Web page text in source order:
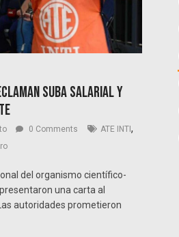
suba salarial y
0 Comments ATE INTI,
del organismo científico-
una carta al
autoridades prometieron